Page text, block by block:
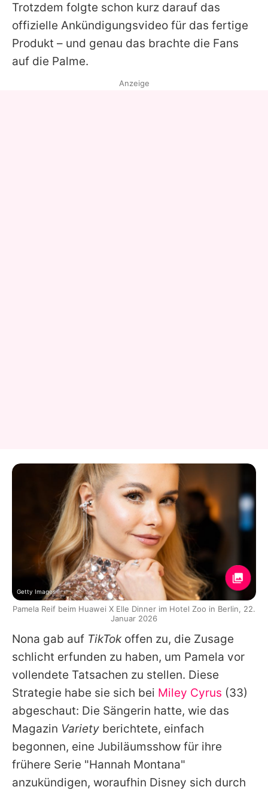
Trotzdem folgte schon kurz darauf das
offizielle Ankündigungsvideo für das fertige
Produkt – und genau das brachte die Fans
auf die Palme.
Nona gab auf TikTokoffen zu, die Zusage
schlicht erfunden zu haben, um Pamela vor
vollendete Tatsachen zu stellen. Diese
Strategie habe sie sich bei Miley Cyrus (33)
abgeschaut: Die Sängerin hatte, wie das
Magazin Variety berichtete, einfach
begonnen, eine Jubiläumsshow für ihre
frühere Serie "Hannah Montana"
anzukündigen, woraufhin Disney sich durch
Anzeige
Getty Images
Pamela Reif beim Huawei X Elle Dinner im Hotel Zoo in Berlin, 22.
Januar 2026